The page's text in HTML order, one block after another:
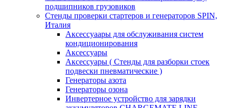
подшипников грузовиков
Стенды проверки стартеров и генераторов SPIN,
Италия
Аксессуаары для обслуживания систем
кондиционирования
Аксессуары
Аксессуары ( Стенды для разборки стоек
подвески пневматические )
Генераторы азота
Генераторы озона
Инвертерное устройство для зарядки